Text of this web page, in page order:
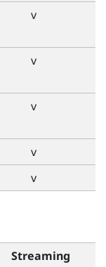
v
v
v
v
v
Streaming